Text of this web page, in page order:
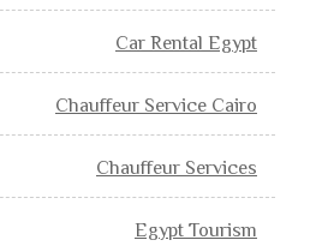
Car Rental Egypt
Chauffeur Service Cairo
Chauffeur Services
Egypt Tourism